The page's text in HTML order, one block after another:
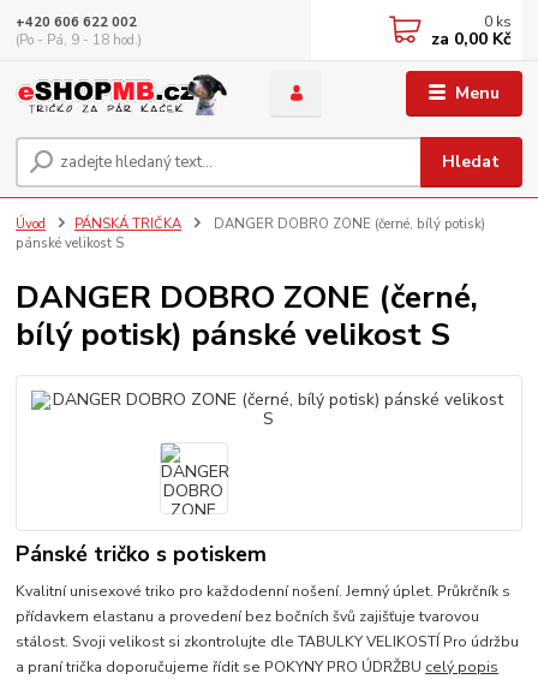
Menu
Hledat
+420 606 622 002
(Po - Pá, 9 - 18 hod.)
0 ks
za 0,00 Kč
Úvod PÁNSKÁ TRIČKA
DANGER DOBRO ZONE (černé, bílý potisk)
pánské velikost S
DANGER DOBRO ZONE (černé,
bílý potisk) pánské velikost S
Pánské tričko s potiskem
Kvalitní unisexové triko pro každodenní nošení. Jemný úplet. Průkrčník s
přídavkem elastanu a provedení bez bočních švů zajišťuje tvarovou
stálost. Svoji velikost si zkontrolujte dle TABULKY VELIKOSTÍ Pro údržbu
a praní trička doporučujeme řídit se POKYNY PRO ÚDRŽBU celý popis